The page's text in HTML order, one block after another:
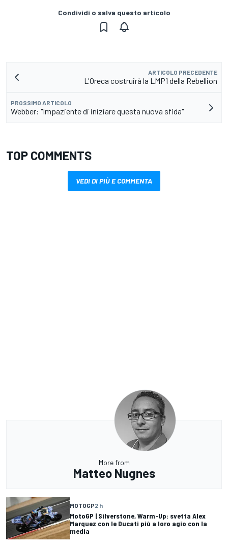
Condividi o salva questo articolo
ARTICOLO PRECEDENTE
L'Oreca costruirà la LMP1 della Rebellion
PROSSIMO ARTICOLO
Webber: "Impaziente di iniziare questa nuova sfida"
TOP COMMENTS
VEDI DI PIÙ E COMMENTA
More from
Matteo Nugnes
MOTOGP2 h
MotoGP | Silverstone, Warm-Up: svetta Alex
Marquez con le Ducati più a loro agio con la
media